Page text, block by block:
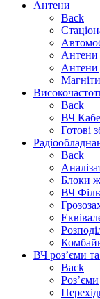
Антени
Back
Антени
Антени
Back
ВЧ
Готові
Back
Блоки
ВЧ
ВЧ роз’єми
Back
Роз’єми